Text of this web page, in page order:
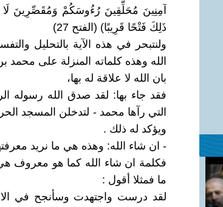
آمِنِينَ مُحَلِّقِينَ رُءُوسَكُمْ وَمُقَصِّرِينَ
ذَلِكَ فَتْحًا قَرِيبًا) (الفتح 27)
ولنتبحر في هذه الآية بالتحليل
الله وهذه كلماته المنزلة على محمد
بان الله لا علاقة له بها،
فقد جاء بها: لقد صدق الله رسوله
التي رآها محمد - لتدخلن المسجد
ويؤكد له ذلك .
- ان شاء الله: وهذه هي ما نريد
فكلمة ان شاء الله كما هو معروف هي
ما فمثلا أقول :
لقد درست واجتهدت وسأنجح في